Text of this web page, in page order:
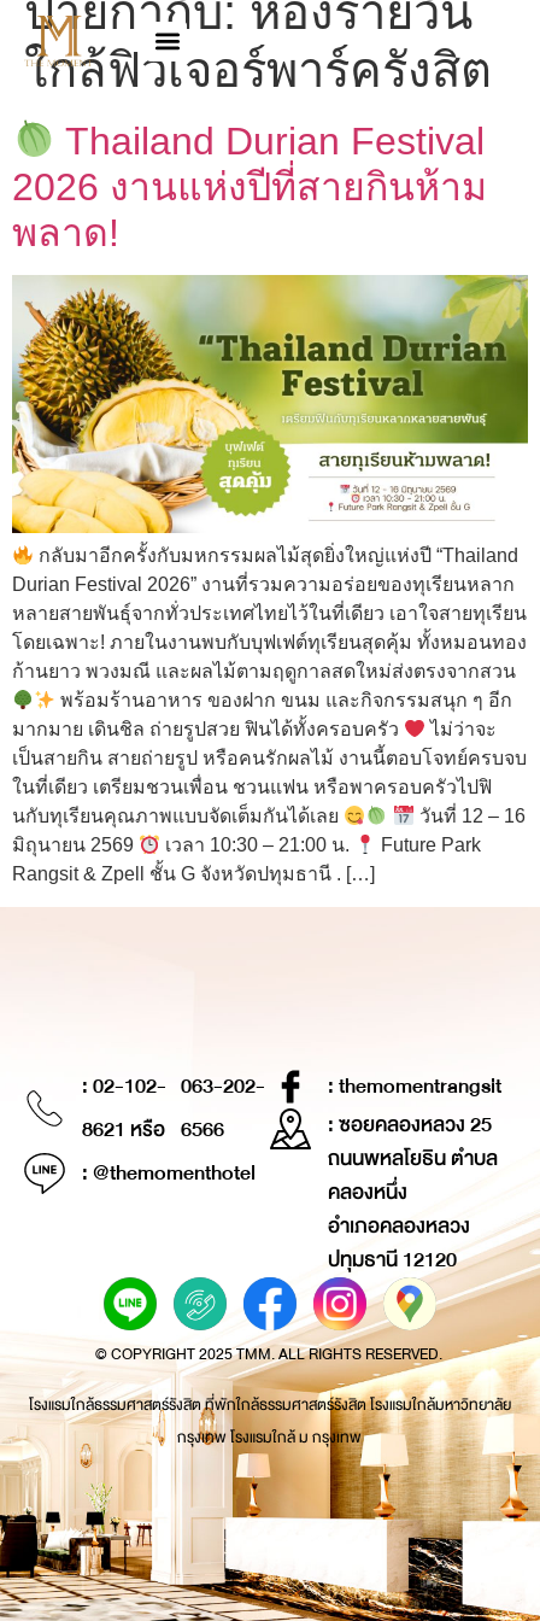
ป้ายกำกับ: ห้องรายวัน
ใกล้ฟิวเจอร์พาร์ครังสิต
Thailand Durian Festival
2026 งานแห่งปีที่สายกินห้าม
พลาด!
กลับมาอีกครั้งกับมหกรรมผลไม้สุดยิ่งใหญ่แห่งปี “Thailand
Durian Festival 2026” งานที่รวมความอร่อยของทุเรียนหลาก
หลายสายพันธุ์จากทั่วประเทศไทยไว้ในที่เดียว เอาใจสายทุเรียน
โดยเฉพาะ! ภายในงานพบกับบุฟเฟต์ทุเรียนสุดคุ้ม ทั้งหมอนทอง
ก้านยาว พวงมณี และผลไม้ตามฤดูกาลสดใหม่ส่งตรงจากสวน
พร้อมร้านอาหาร ของฝาก ขนม และกิจกรรมสนุก ๆ อีก
มากมาย เดินชิล ถ่ายรูปสวย ฟินได้ทั้งครอบครัว
ไม่ว่าจะ
เป็นสายกิน สายถ่ายรูป หรือคนรักผลไม้ งานนี้ตอบโจทย์ครบจบ
ในที่เดียว เตรียมชวนเพื่อน ชวนแฟน หรือพาครอบครัวไปฟิ
นกับทุเรียนคุณภาพแบบจัดเต็มกันได้เลย
วันที่ 12 – 16
มิถุนายน 2569
เวลา 10:30 – 21:00 น.
Future Park
Rangsit & Zpell ชั้น G จังหวัดปทุมธานี . […]
: 02-102-
8621 หรือ
063-202-
6566
: @themomenthotel
: themomentrangsit
: ซอยคลองหลวง 25
ถนนพหลโยธิน ตำบล
คลองหนึ่ง
อำเภอคลองหลวง
ปทุมธานี 12120
© COPYRIGHT 2025 TMM. ALL RIGHTS RESERVED.
โรงแรมใกล้ธรรมศาสตร์รังสิต ที่พักใกล้ธรรมศาสตร์รังสิต โรงแรมใกล้มหาวิทยาลัย
กรุงเทพ โรงแรมใกล้ ม กรุงเทพ